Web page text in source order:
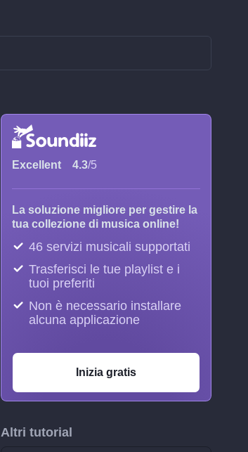
Excellent 4.3/5
La soluzione migliore per gestire la
tua collezione di musica online!
46 servizi musicali supportati
Trasferisci le tue playlist e i
tuoi preferiti
Non è necessario installare
alcuna applicazione
Inizia gratis
Altri tutorial